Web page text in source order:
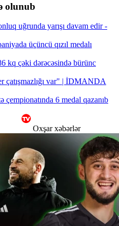
olunub
uğrunda yarışı davam edir -
üçüncü qızıl medalı
kq çəki dərəcəsində bürünc
çatışmazlığı var" | İDMANDA
çempionatında 6 medal qazanıb
Oxşar xəbərlər